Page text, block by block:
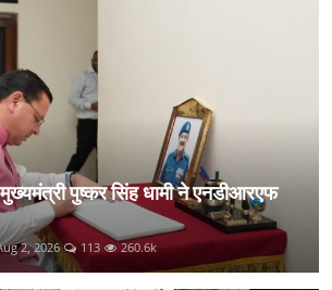
पुष्कर सिंह धामी ने एनडीआरएफ
2, 2026 113 260.6k